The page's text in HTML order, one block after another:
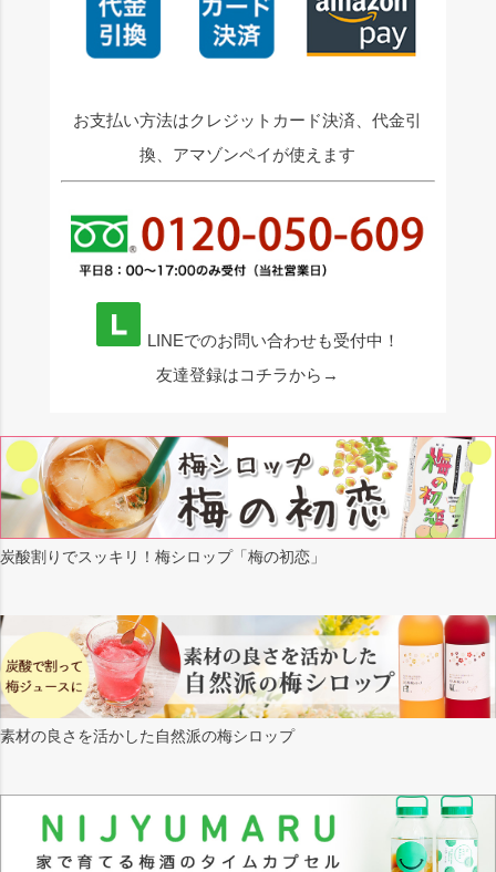
お支払い方法はクレジットカード決済、代金引
換、アマゾンペイが使えます
LINEでのお問い合わせも受付中！
友達登録はコチラから→
炭酸割りでスッキリ！梅シロップ「梅の初恋」
素材の良さを活かした自然派の梅シロップ